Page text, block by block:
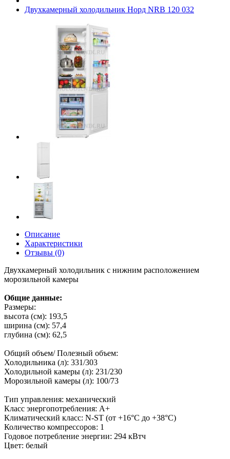
Двухкамерный холодильник Норд NRB 120 032
Описание
Характеристики
Отзывы (0)
Двухкамерный холодильник с нижним расположением
морозильной камеры
Общие данные:
Размеры:
высота (см): 193,5
ширина (см): 57,4
глубина (см): 62,5
Общий объем/ Полезный объем:
Холодильника (л): 331/303
Холодильной камеры (л): 231/230
Морозильной камеры (л): 100/73
Тип управления: механический
Класс энергопотребления: A+
Климатический класс: N-ST (от +16°С до +38°С)
Количество компрессоров: 1
Годовое потребление энергии: 294 кВтч
Цвет: белый